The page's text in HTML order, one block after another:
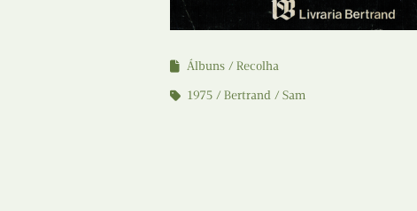
Álbuns
Recolha
1975
Bertrand Sam